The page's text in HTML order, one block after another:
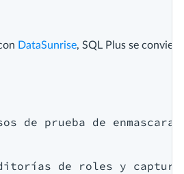
DataSunrise, SQL Plus se
de prueba de
de roles y